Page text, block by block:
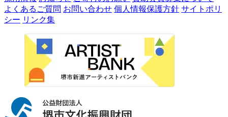
よくあるご質問 お問い合わせ 個人情報保護方針 サイトポリ
シー リンク集